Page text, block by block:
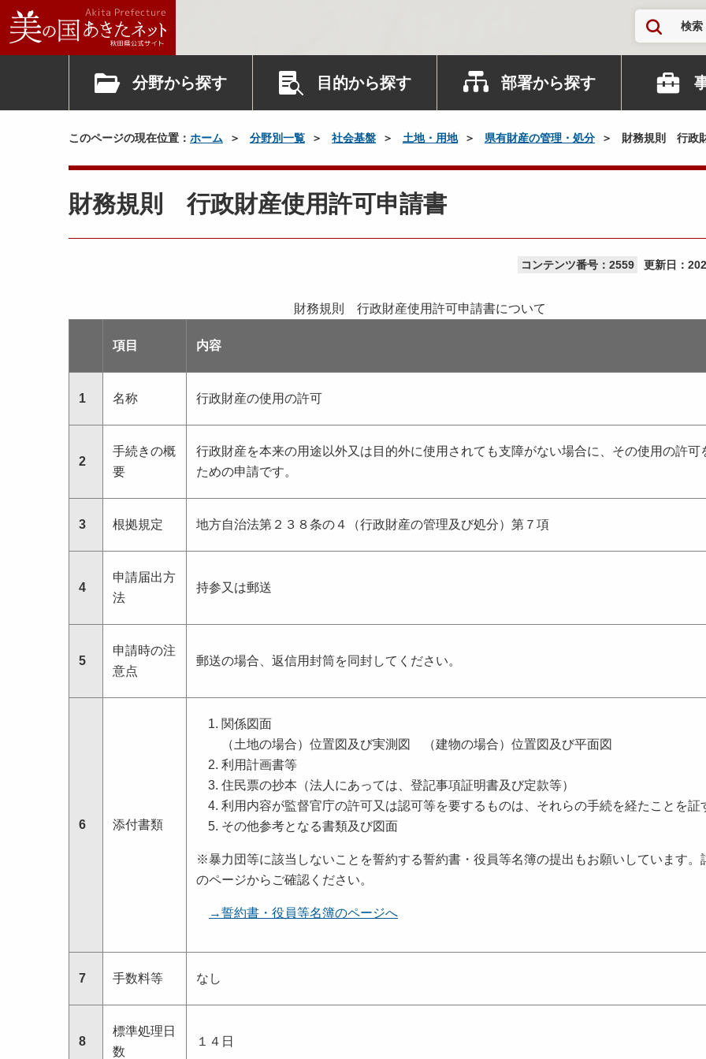
検索
分野から探す 目的から探す 部署から探す
このページの現在位置： ホーム 分野別一覧 社会基盤 土地・用地 県有財産の管理・処分 財務規則 行政
財務規則 行政財産使用許可申請書
コンテンツ番号：2559 更新日：
項目 内容
財務規則 行政財産使用許可申請書について
1 名称 行政財産の使用の許可
2
手続きの概
要
行政財産を本来の用途以外又は目的外に使用されても支障がない場合に、その使用の許可
ための申請です。
3 根拠規定 地方自治法第２３８条の４（行政財産の管理及び処分）第７項
4
申請届出方
法
持参又は郵送
5
申請時の注
意点
郵送の場合、返信用封筒を同封してください。
6 添付書類
関係図面
（土地の場合）位置図及び実測図 （建物の場合）位置図及び平面図
利用計画書等
住民票の抄本（法人にあっては、登記事項証明書及び定款等）
利用内容が監督官庁の許可又は認可等を要するものは、それらの手続を経たことを証
その他参考となる書類及び図面
※暴力団等に該当しないことを誓約する誓約書・役員等名簿の提出もお願いしています。
のページからご確認ください。
→誓約書・役員等名簿のページへ
7 手数料等 なし
8
標準処理日
数
１４日